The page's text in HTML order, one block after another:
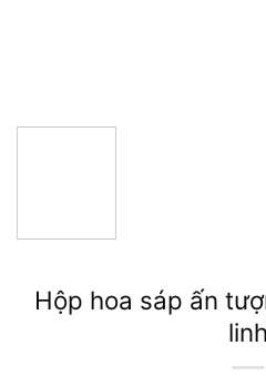
Hộp hoa sáp ấn
linh